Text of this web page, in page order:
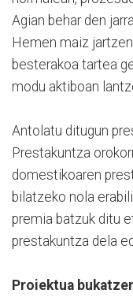
Agian behar den
Hemen maiz
besterakoa tartea
modu aktiboan
Antolatu ditugun
Prestakuntza
domestikoaren
bilatzeko nola
premia batzuk ditu
prestakuntza dela
Proiektua